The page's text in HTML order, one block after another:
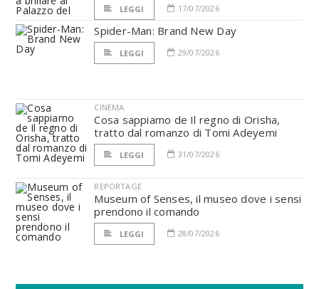
LEGGI 17/07/2026
Spider-Man: Brand New Day
LEGGI 29/07/2026
CINEMA
Cosa sappiamo de Il regno di Orisha,
tratto dal romanzo di Tomi Adeyemi
LEGGI 31/07/2026
REPORTAGE
Museum of Senses, il museo dove i sensi
prendono il comando
LEGGI 28/07/2026